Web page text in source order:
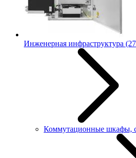
Инженерная инфраструктура
Коммутационные шкафы,